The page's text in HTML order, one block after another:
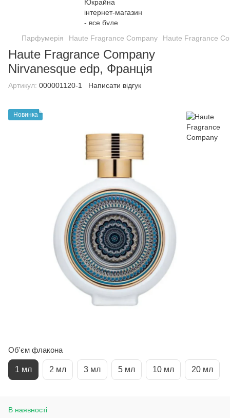
Парфумерія Haute Fragrance Company Haute Fragrance
Haute Fragrance Company
Nirvanesque edp, Франція
Артикул: 000001120-1 Написати відгук
Новинка
Об'єм флакона
1 мл 2 мл 3 мл 5 мл 10 мл 20 мл
В наявності